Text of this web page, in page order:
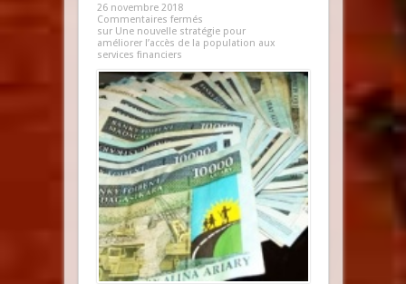
26 novembre 2018
Commentaires fermés
sur Une nouvelle stratégie pour
améliorer l’accès de la population aux
services financiers